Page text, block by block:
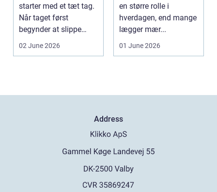
starter med et tæt tag.
Når taget først
begynder at slippe
vand ind, kan skaderne
02 June 2026
en større rolle i
hverdagen, end mange
lægger mær...
01 June 2026
Address